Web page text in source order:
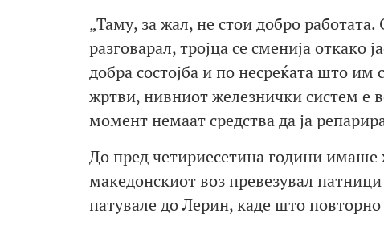
„Таму, за жал, не стои добро
разговарал, тројца се сменија откако
добра состојба и по несреќата што
жртви, нивниот железнички систем е
момент немаат средства да ја
До пред четириесетина години
македонскиот воз превезувал
патувале до Лерин, каде што